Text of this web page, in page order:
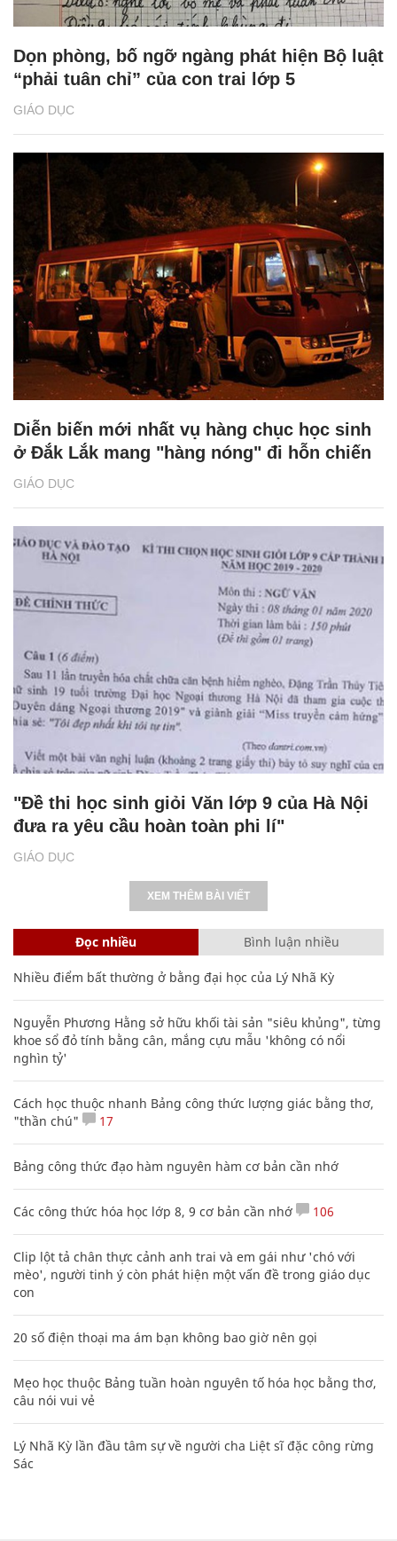
GIÁO DỤC
Dọn phòng, bố ngỡ ngàng phát hiện Bộ luật
“phải tuân chỉ” của con trai lớp 5
GIÁO DỤC
Diễn biến mới nhất vụ hàng chục học sinh
ở Đắk Lắk mang "hàng nóng" đi hỗn chiến
GIÁO DỤC
"Đề thi học sinh giỏi Văn lớp 9 của Hà Nội
đưa ra yêu cầu hoàn toàn phi lí"
XEM THÊM BÀI VIẾT
Đọc nhiều Bình luận nhiều
Nhiều điểm bất thường ở bằng đại học của Lý Nhã Kỳ
Nguyễn Phương Hằng sở hữu khối tài sản "siêu khủng", từng
khoe sổ đỏ tính bằng cân, mắng cựu mẫu 'không có nổi
nghìn tỷ'
Cách học thuộc nhanh Bảng công thức lượng giác bằng thơ,
"thần chú"
17
Bảng công thức đạo hàm nguyên hàm cơ bản cần nhớ
Các công thức hóa học lớp 8, 9 cơ bản cần nhớ 106
Clip lột tả chân thực cảnh anh trai và em gái như 'chó với
mèo', người tinh ý còn phát hiện một vấn đề trong giáo dục
con
20 số điện thoại ma ám bạn không bao giờ nên gọi
Mẹo học thuộc Bảng tuần hoàn nguyên tố hóa học bằng thơ,
câu nói vui vẻ
Lý Nhã Kỳ lần đầu tâm sự về người cha Liệt sĩ đặc công rừng
Sác